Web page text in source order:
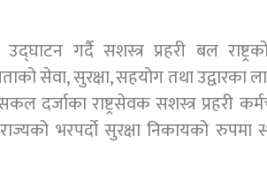
गर्दै सशस्त्र प्रहरी बल
सेवा, सुरक्षा, सहयोग तथा उद्वारका
दर्जाका राष्ट्रसेवक सशस्त्र प्रहरी
भरपर्दो सुरक्षा निकायको